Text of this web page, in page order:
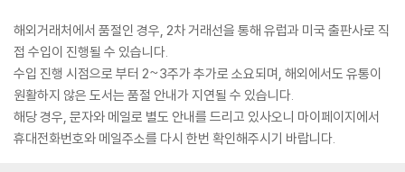
해외거래처에서 품절인 경우, 2차 거래선을 통해 유럽과 미국 출판사로 직
접 수입이 진행될 수 있습니다.
수입 진행 시점으로 부터 2~3주가 추가로 소요되며, 해외에서도 유통이
원활하지 않은 도서는 품절 안내가 지연될 수 있습니다.
해당 경우, 문자와 메일로 별도 안내를 드리고 있사오니 마이페이지에서
휴대전화번호와 메일주소를 다시 한번 확인해주시기 바랍니다.